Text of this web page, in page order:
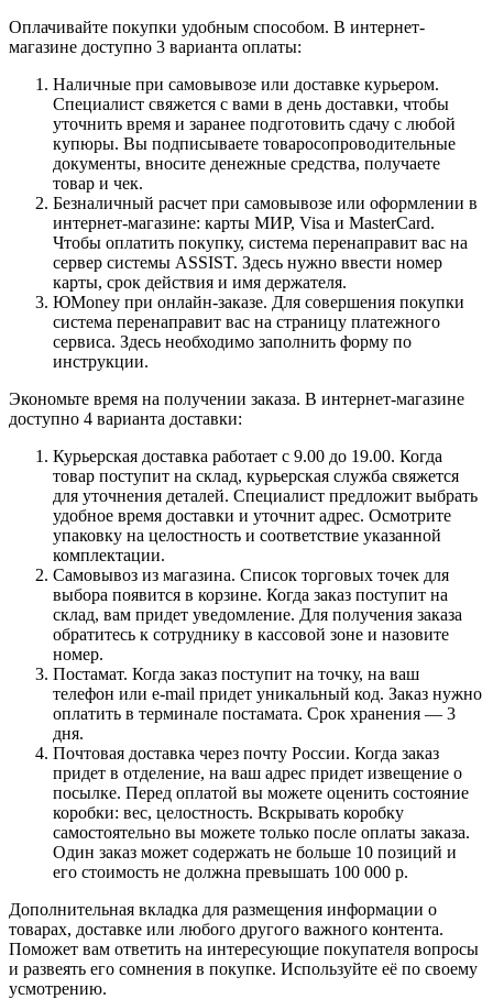
Оплачивайте покупки удобным способом. В интернет-
магазине доступно 3 варианта оплаты:
Наличные при самовывозе или доставке курьером.
Специалист свяжется с вами в день доставки, чтобы
уточнить время и заранее подготовить сдачу с любой
купюры. Вы подписываете товаросопроводительные
документы, вносите денежные средства, получаете
товар и чек.
Безналичный расчет при самовывозе или оформлении в
интернет-магазине: карты МИР, Visa и MasterCard.
Чтобы оплатить покупку, система перенаправит вас на
сервер системы ASSIST. Здесь нужно ввести номер
карты, срок действия и имя держателя.
ЮMoney при онлайн-заказе. Для совершения покупки
система перенаправит вас на страницу платежного
сервиса. Здесь необходимо заполнить форму по
инструкции.
Экономьте время на получении заказа. В интернет-магазине
доступно 4 варианта доставки:
Курьерская доставка работает с 9.00 до 19.00. Когда
товар поступит на склад, курьерская служба свяжется
для уточнения деталей. Специалист предложит выбрать
удобное время доставки и уточнит адрес. Осмотрите
упаковку на целостность и соответствие указанной
комплектации.
Самовывоз из магазина. Список торговых точек для
выбора появится в корзине. Когда заказ поступит на
склад, вам придет уведомление. Для получения заказа
обратитесь к сотруднику в кассовой зоне и назовите
номер.
Постамат. Когда заказ поступит на точку, на ваш
телефон или e-mail придет уникальный код. Заказ нужно
оплатить в терминале постамата. Срок хранения — 3
дня.
Почтовая доставка через почту России. Когда заказ
придет в отделение, на ваш адрес придет извещение о
посылке. Перед оплатой вы можете оценить состояние
коробки: вес, целостность. Вскрывать коробку
самостоятельно вы можете только после оплаты заказа.
Один заказ может содержать не больше 10 позиций и
его стоимость не должна превышать 100 000 р.
Дополнительная вкладка для размещения информации о
товарах, доставке или любого другого важного контента.
Поможет вам ответить на интересующие покупателя вопросы
и развеять его сомнения в покупке. Используйте её по своему
усмотрению.